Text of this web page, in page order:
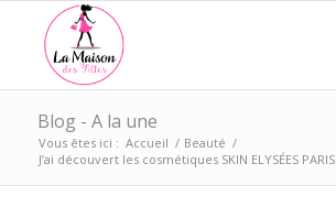
Blog - A la une
Vous êtes ici : Accueil / Beauté /
J’ai découvert les cosmétiques SKIN ELYSÉES PARIS